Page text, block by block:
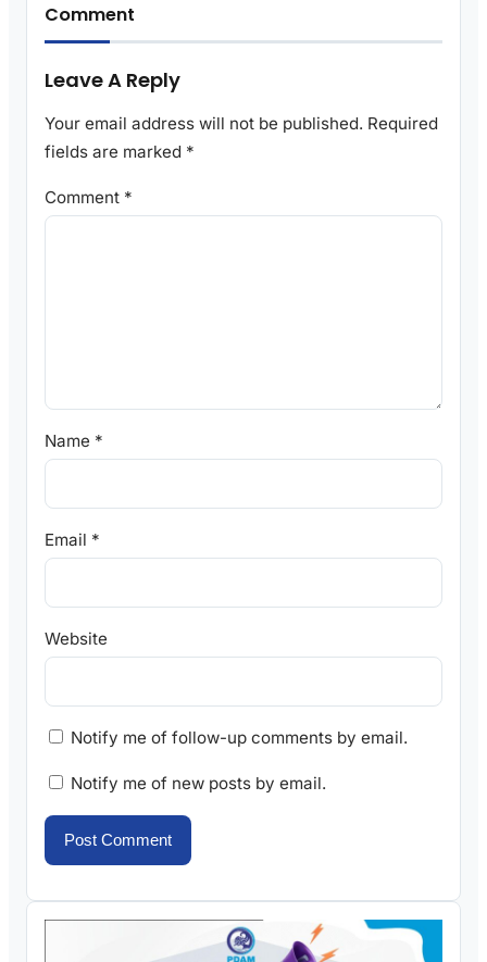
Comment
Leave A Reply
Your email address will not be published. Required
fields are marked *
Comment *
Name *
Email *
Website
Notify me of follow-up comments by email.
Notify me of new posts by email.